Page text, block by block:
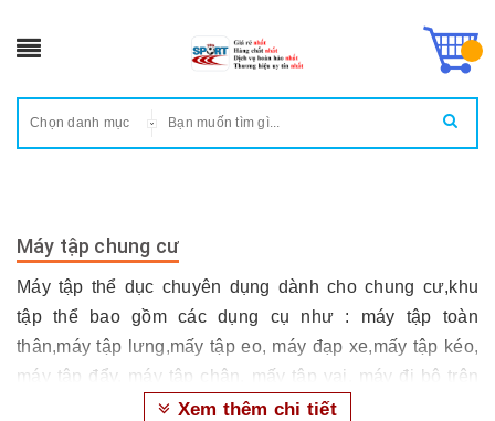
Chọn danh mục
Máy tập chung cư
Máy tập thể dục chuyên dụng dành cho chung cư,khu
tập thể bao gồm các dụng cụ như : máy tập toàn
thân,máy tập lưng,mấy tập eo, máy đạp xe,mấy tập kéo,
máy tập đẩy, máy tập chân, mấy tập vai, máy đi bộ trên
không, xà đơn, xà kép...Xem thêm chi tiết